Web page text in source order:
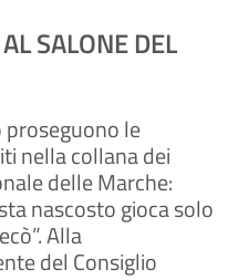
SALONE DEL
proseguono le
nella collana dei
delle Marche:
nascosto gioca solo
Alla
del Consiglio